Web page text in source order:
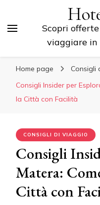
Scopri
viaggiare in
Home page
Consigli
Consigli Insider per
la Città con Facilità
CONSIGLI DI VIAGGIO
Consigli
Matera:
Città con